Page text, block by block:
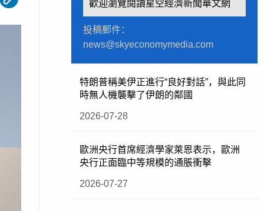
歡迎瀏覽閱讀星空經濟新聞華文網
投稿郵件：
news@skyeconomymedia.com
特朗普稱美伊正進行“良好對話”，與此同
時無人機襲擊了伊朗的鄰國
2026-07-28
歐洲央行首席經濟學家萊恩表示，歐洲
央行正面臨中等規模的通脹衝擊
2026-07-27